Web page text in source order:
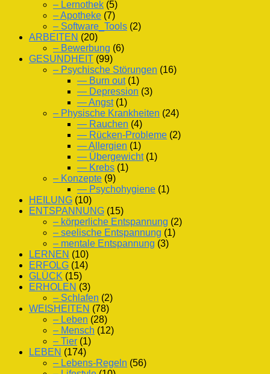
– Lernothek (5)
– Apotheke (7)
– Software_Tools (2)
ARBEITEN (20)
– Bewerbung (6)
GESUNDHEIT (99)
– Psychische Störungen (16)
— Burn out(1)
— Depression (3)
— Angst(1)
– Physische Krankheiten (24)
— Rauchen (4)
— Rücken-Probleme (2)
— Allergien (1)
— Übergewicht(1)
— Krebs (1)
– Konzepte (9)
— Psychohygiene (1)
HEILUNG (10)
ENTSPANNUNG (15)
– körperliche Entspannung (2)
– seelische Entspannung (1)
– mentale Entspannung (3)
LERNEN (10)
ERFOLG (14)
GLÜCK (15)
ERHOLEN (3)
– Schlafen (2)
WEISHEITEN (78)
– Leben (28)
– Mensch (12)
– Tier (1)
LEBEN (174)
– Lebens-Regeln (56)